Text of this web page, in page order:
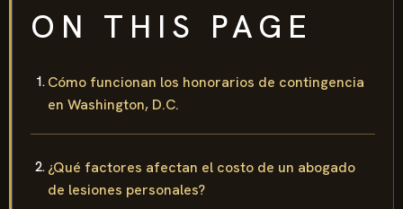
ON THIS PAGE
Cómo funcionan los honorarios de contingencia
en Washington, D.C.
¿Qué factores afectan el costo de un abogado
de lesiones personales?